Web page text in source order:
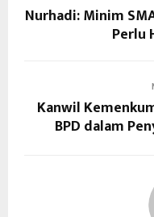
Nurhadi: Minim
Perlu
Kanwil
BPD dalam